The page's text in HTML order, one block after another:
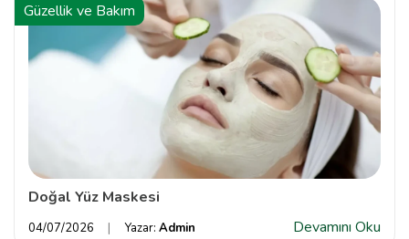
Güzellik ve Bakım
Doğal Yüz Maskesi
04/07/2026 Yazar: Admin Devamını Oku